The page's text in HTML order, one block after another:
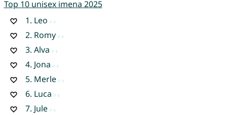
Top 10 unisex imena 2025
1. Leo
2. Romy
3. Alva
4. Jona
5. Merle
6. Luca
7. Jule